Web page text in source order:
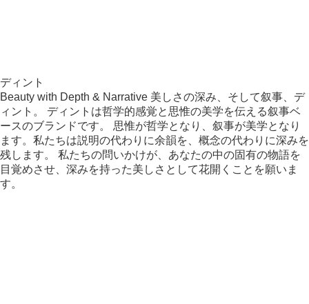
ディント
Beauty with Depth & Narrative 美しさの深み、そして叙事、デ
ィント。 ディントは哲学的感覚と思惟の美学を伝える叙事ベ
ースのブランドです。 思惟が哲学となり、叙事が美学となり
ます。私たちは説明の代わりに余韻を、概念の代わりに深みを
残します。 私たちの問いかけが、あなたの中の固有の物語を
目覚めさせ、深みを持った美しさとして花開くことを願いま
す。